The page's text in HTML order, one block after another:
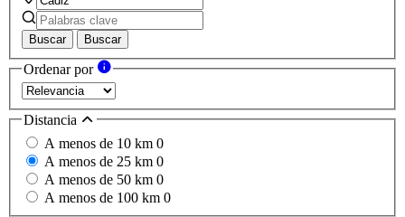
Buscar Buscar
Ordenar por
Distancia
A menos de 10 km 0
A menos de 25 km 0
A menos de 50 km 0
A menos de 100 km 0